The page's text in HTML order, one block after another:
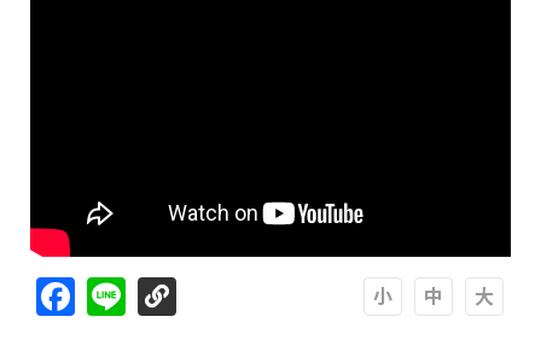
Facebook
Line